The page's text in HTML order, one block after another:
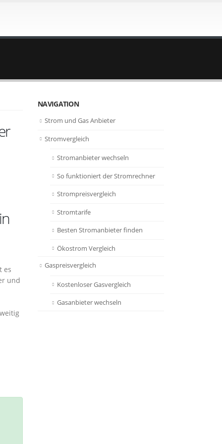
es
und
NAVIGATION
Strom und Gas Anbieter
Stromvergleich
Stromanbieter wechseln
So funktioniert der Stromrechner
Strompreisvergleich
Stromtarife
Besten Stromanbieter finden
Ökostrom Vergleich
Gaspreisvergleich
Kostenloser Gasvergleich
Gasanbieter wechseln